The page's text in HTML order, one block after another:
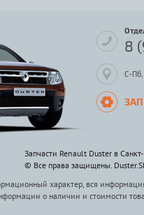
8
С-Пб,
Запчасти Renault Duster в
© Все права защищены.
характер, вся
о наличии и стоимости